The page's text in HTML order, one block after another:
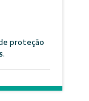
proteção